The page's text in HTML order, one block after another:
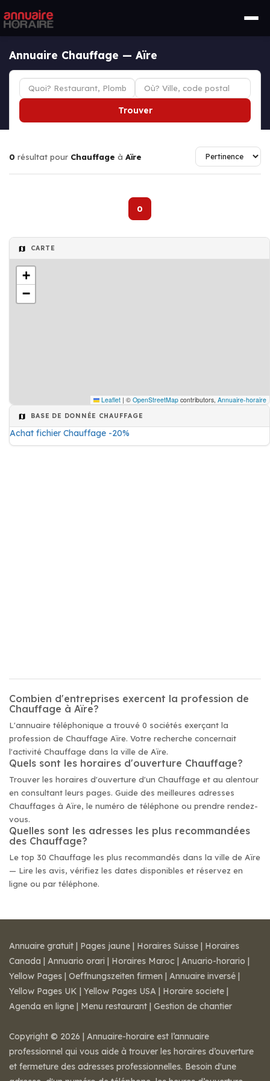
Annuaire Chauffage — Aïre
Trouver
0 résultat pour Chauffage à Aïre
0
CARTE
+
−
Leaflet | © OpenStreetMap contributors, Annuaire-horaire
BASE DE DONNÉE CHAUFFAGE
Achat fichier Chauffage -20%
Combien d'entreprises exercent la profession de
Chauffage à Aïre?
L'annuaire téléphonique a trouvé 0 sociétés exerçant la
profession de Chauffage Aïre. Votre recherche concernait
l'activité Chauffage dans la ville de Aïre.
Quels sont les horaires d'ouverture Chauffage?
Trouver les horaires d'ouverture d'un Chauffage et au alentour
en consultant leurs pages. Guide des meilleures adresses
Chauffages à Aïre, le numéro de téléphone ou prendre rendez-
vous.
Quelles sont les adresses les plus recommandées
des Chauffage?
Le top 30 Chauffage les plus recommandés dans la ville de Aïre
— Lire les avis, vérifiez les dates disponibles et réservez en
ligne ou par téléphone.
Annuaire gratuit | Pages jaune | Horaires Suisse | Horaires
Canada | Annuario orari | Horaires Maroc | Anuario-horario |
Yellow Pages | Oeffnungszeiten firmen | Annuaire inversé |
Yellow Pages UK | Yellow Pages USA | Horaire societe |
Agenda en ligne | Menu restaurant | Gestion de chantier
Copyright © 2026 | Annuaire-horaire est l’annuaire
professionnel qui vous aide à trouver les horaires d’ouverture
et fermeture des adresses professionnelles. Besoin d'une